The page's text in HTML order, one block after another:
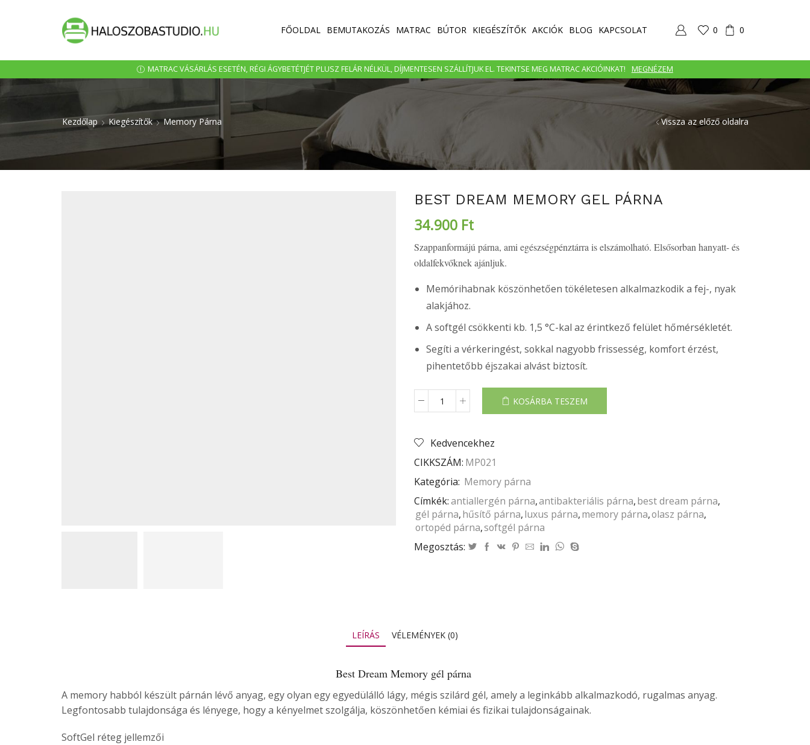
FŐOLDAL BEMUTAKOZÁS MATRAC BÚTOR KIEGÉSZÍTŐK AKCIÓK BLOG KAPCSOLAT 0 0
MATRAC VÁSÁRLÁS ESETÉN, RÉGI ÁGYBETÉTJÉT PLUSZ FELÁR NÉLKÜL, DÍJMENTESEN SZÁLLÍTJUK EL. TEKINTSE MEG MATRAC AKCIÓINKAT! MEGNÉZEM
Kezdőlap Kiegészítők Memory Párna Vissza az előző oldalra
BEST DREAM MEMORY GEL PÁRNA
34.900 Ft
Szappanformájú párna, ami egészségpénztárra is elszámolható. Elsősorban hanyatt- és
oldalfekvőknek ajánljuk.
Memórihabnak köszönhetően tökéletesen alkalmazkodik a fej-, nyak
alakjához.
A softgél csökkenti kb. 1,5 °C-kal az érintkező felület hőmérsékletét.
Segíti a vérkeringést, sokkal nagyobb frissesség, komfort érzést,
pihentetőbb éjszakai alvást biztosít.
BEST
GEL
PÁRNA
mennyiség
KOSÁRBA TESZEM
Kedvencekhez
CIKKSZÁM: MP021
Kategória: Memory párna
Címkék:antiallergén párna,antibakteriális párna,best dream párna,
gél párna,hűsítő párna,luxus párna,memory párna,olasz párna,
ortopéd párna,softgél párna
Megosztás:
LEÍRÁS VÉLEMÉNYEK (0)
Best Dream Memory gél párna
A memory habból készült párnán lévő anyag, egy olyan egy egyedülálló lágy, mégis szilárd gél, amely a leginkább alkalmazkodó, rugalmas anyag.
Legfontosabb tulajdonsága és lényege, hogy a kényelmet szolgálja, köszönhetően kémiai és fizikai tulajdonságainak.
SoftGel réteg jellemzői